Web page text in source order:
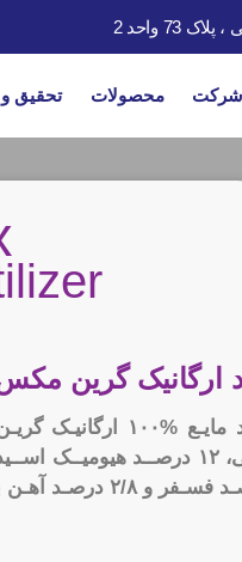
73 واحد 2
شرکت محصولات تحقیق
ارگانیک گرین
آهـن بـه فـرم کالت و کامـا پایـدار مـی باشـد.